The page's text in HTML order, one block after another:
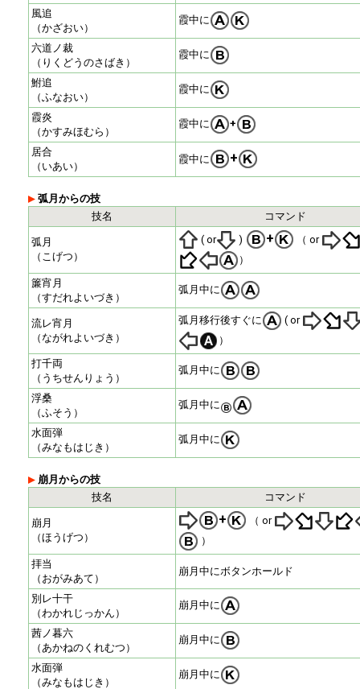
風追
（かざおい）
霞中に
六道ノ裁
（りくどうのさばき）
霞中に
鮒追
（ふなおい）
霞中に
霞炎
（かすみほむら）
霞中に +
居合
（いあい）
霞中に +
弧月からの技
技名
コマンド
弧月
（こげつ）
( or ) +
（ or
）
簾宵月
（すだれよいづき）
弧月中に
流レ宵月
（ながれよいづき）
弧月移行後すぐに
( or
）
打千両
（うちせんりょう）
弧月中に
浮桑
（ふそう）
弧月中に
水面弾
（みなもはじき）
弧月中に
崩月からの技
技名
コマンド
崩月
（ほうげつ）
+
（ or
）
拝当
（おがみあて）
崩月中にボタンホールド
別レ十干
（わかれじっかん）
崩月中に
茜ノ暮六
（あかねのくれむつ）
崩月中に
水面弾
（みなもはじき）
崩月中に